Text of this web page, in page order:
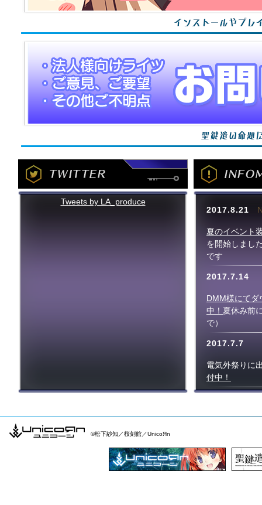
Tweets by LA_produce
2017.8.21
夏のイベント
を開始しまし
です
2017.7.14
DMM様にて
中！ 夏休み前
で）
2017.7.7
電気外祭りに
付中！
Project.L.A提
中です
©松下紗知／桜刻館／UnicoЯn